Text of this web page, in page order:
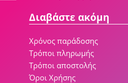
Διαβάστε ακόμη
Χρόνος παράδοσης
Τρόποι πληρωμής
Τρόποι αποστολής
Όροι Χρήσης